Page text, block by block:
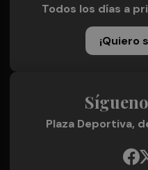
Todos los días a
¡Quiero
Plaza Deportiva,